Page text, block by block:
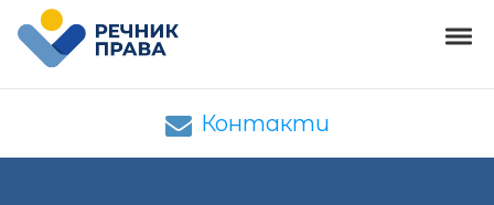
Skip to navigation
Skip to content
Адвокати ЗСУ
Контакти